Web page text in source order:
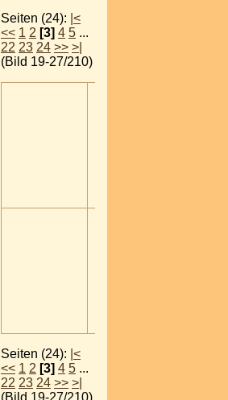
Seiten (24): |<
<< 1 2 [3] 4 5 ...
22 23 24 >> >|
(Bild 19-27/210)
Seiten (24): |<
<< 1 2 [3] 4 5 ...
22 23 24 >> >|
(Bild 19-27/210)